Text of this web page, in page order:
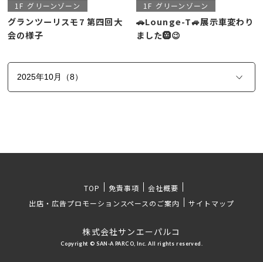
1F グリーンゾーン
グランツーリスモ7 第四回大
会の様子
1F グリーンゾーン
🚗Lounge-T🚙展示車変わり
ました🛞😉
TOP 免責事項
会社概要
出店・広告プロモーションスペースのご案内
サイトマップ
株式会社サンエーパルコ
Copyright © SAN-A PARCO, Inc. All rights reserved.